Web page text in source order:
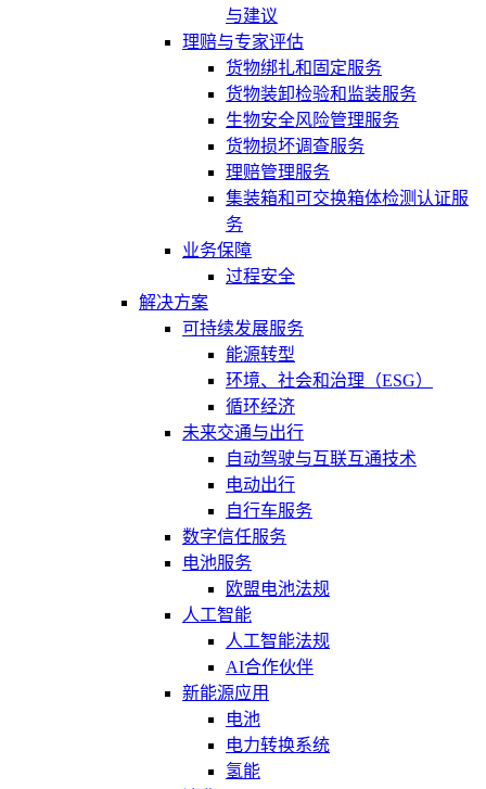
与建议
理赔与专家评估
货物绑扎和固定服务
货物装卸检验和监装服务
生物安全风险管理服务
货物损坏调查服务
理赔管理服务
集装箱和可交换箱体检测认证服
务
业务保障
过程安全
解决方案
可持续发展服务
能源转型
环境、社会和治理（ESG）
循环经济
未来交通与出行
自动驾驶与互联互通技术
电动出行
自行车服务
数字信任服务
电池服务
欧盟电池法规
人工智能
人工智能法规
AI合作伙伴
新能源应用
电池
电力转换系统
氢能